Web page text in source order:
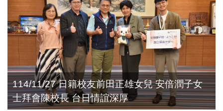
114/11/27 日籍校友前田正雄女兒 安倍潤子女
士拜會陳校長 台日情誼深厚